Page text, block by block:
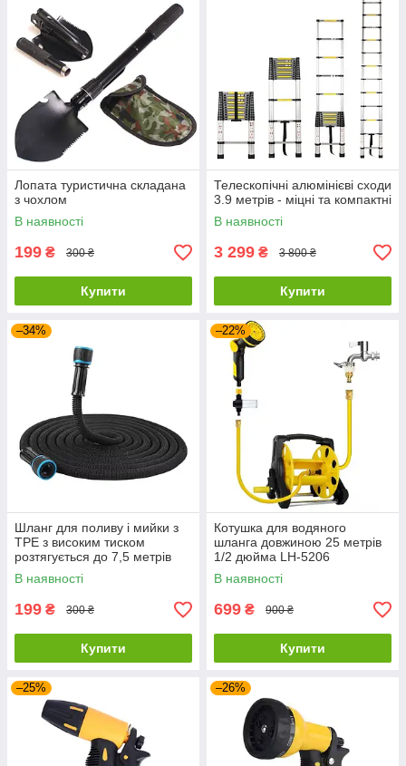
Лопата туристична складана
з чохлом
В наявності
199 ₴ 300 ₴
Купити
Телескопічні алюмінієві сходи
3.9 метрів - міцні та компактні
В наявності
3 299 ₴ 3 800 ₴
Купити
–34%
Шланг для поливу і мийки з
TPE з високим тиском
розтягується до 7,5 метрів
В наявності
199 ₴ 300 ₴
Купити
–22%
Котушка для водяного
шланга довжиною 25 метрів
1/2 дюйма LH-5206
В наявності
699 ₴ 900 ₴
Купити
–25% –26%